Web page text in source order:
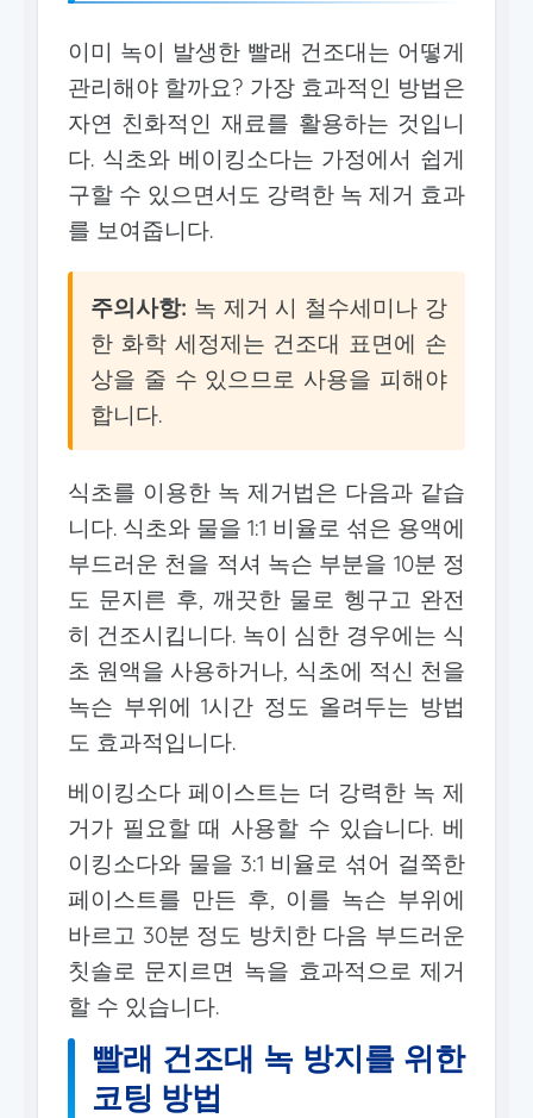
이미 녹이 발생한 빨래 건조대는 어떻게
관리해야 할까요? 가장 효과적인 방법은
자연 친화적인 재료를 활용하는 것입니
다. 식초와 베이킹소다는 가정에서 쉽게
구할 수 있으면서도 강력한 녹 제거 효과
를 보여줍니다.
주의사항: 녹 제거 시 철수세미나 강
한 화학 세정제는 건조대 표면에 손
상을 줄 수 있으므로 사용을 피해야
합니다.
식초를 이용한 녹 제거법은 다음과 같습
니다. 식초와 물을 1:1 비율로 섞은 용액에
부드러운 천을 적셔 녹슨 부분을 10분 정
도 문지른 후, 깨끗한 물로 헹구고 완전
히 건조시킵니다. 녹이 심한 경우에는 식
초 원액을 사용하거나, 식초에 적신 천을
녹슨 부위에 1시간 정도 올려두는 방법
도 효과적입니다.
베이킹소다 페이스트는 더 강력한 녹 제
거가 필요할 때 사용할 수 있습니다. 베
이킹소다와 물을 3:1 비율로 섞어 걸쭉한
페이스트를 만든 후, 이를 녹슨 부위에
바르고 30분 정도 방치한 다음 부드러운
칫솔로 문지르면 녹을 효과적으로 제거
할 수 있습니다.
빨래 건조대 녹 방지를 위한
코팅 방법